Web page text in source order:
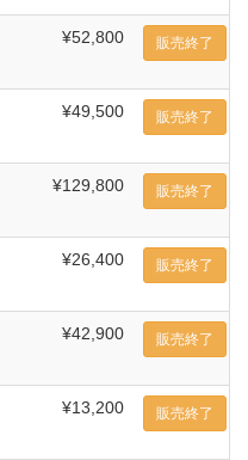
¥52,800 販売終了
¥49,500 販売終了
¥129,800 販売終了
¥26,400 販売終了
¥42,900 販売終了
¥13,200 販売終了